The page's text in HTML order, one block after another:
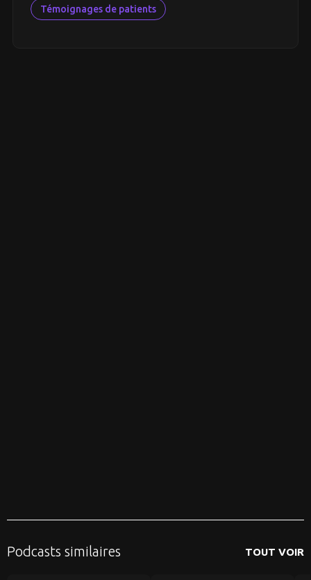
Témoignages de patients
Podcasts similaires TOUT VOIR